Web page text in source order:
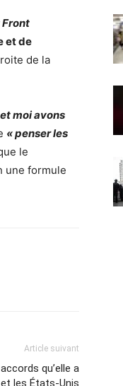
Front
et de
de la
moi avons
« penser les
le
une formule
Article suivant
qu’elle a
les États-Unis